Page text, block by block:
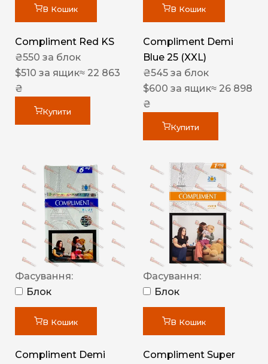
В Кошик
Compliment Red KS
₴550 за блок
$510 за ящик≈ 22 863
₴
Купити
В Кошик
Compliment Demi
Blue 25 (XXL)
₴545 за блок
$600 за ящик≈ 26 898
₴
Купити
Фасування:
Блок
В Кошик
Compliment Demi
Фасування:
Блок
В Кошик
Compliment Super